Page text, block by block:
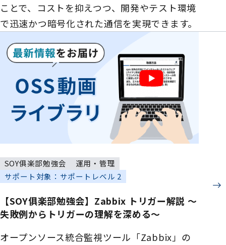
ことで、コストを抑えつつ、開発やテスト環境
で迅速かつ暗号化された通信を実現できます。
SOY俱楽部勉強会
運用・管理
サポート対象：サポートレベル 2
【SOY俱楽部勉強会】Zabbix トリガー解説 ～
失敗例からトリガーの理解を深める～
オープンソース統合監視ツール「Zabbix」の